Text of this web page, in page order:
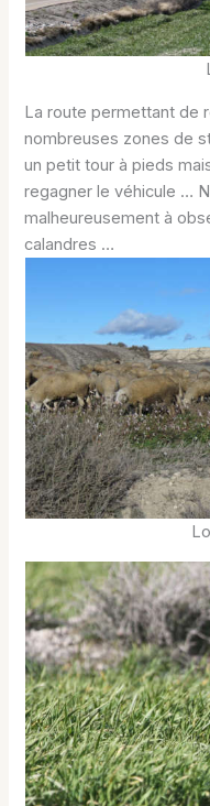
La route permettant de
nombreuses zones de
un petit tour à pieds
regagner le véhicule …
malheureusement à
calandres …